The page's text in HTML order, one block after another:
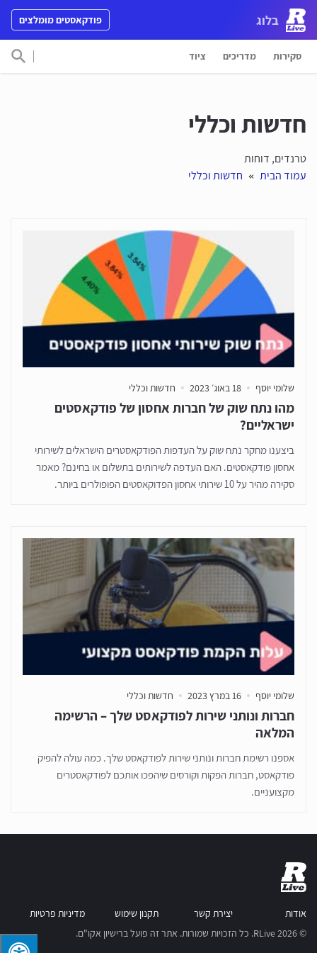
לדלג לתוכן
Main Navigation
בלוג
סקירות מדריכים ציוד
פודקאסטים מומלצים
חדשות וכללי
טרנדים, דוחות
עמוד הבית » חדשות וכללי
שלומי יוסף 18 באוג׳ 2023 חדשות וכללי
מהו נתח שוק של חברות אחסון של פודקאסטים
ישראליים?
ביצענו מחקר נתח שוק על העדפות הפודקאסטרים הישראלים לשירותי
אחסון פודקאסטים. האם העדפה לשירותים בתשלום או בחינם? מאמר
סקירה מהיר על 10 שירותי אחסון הפדוקאסטים הפופולרים ביותר.
שלומי יוסף 16 במרץ 2023 חדשות וכללי
חברות ונותני שירות לפודקאסט שלך – הרשימה
המלאה
אספנו רשימת חברות ונותני שירות לפודקאסט שלך. כמה עולה להפיק
פודקאסט, חברות הפקות וקורסים שיהפכו אותכם לפודקאסטרים
מקצועניים.
אודות יצירת קשר תקנון שימוש
מדיניות פרטיות
© RLive 2026. כל הזכויות שמורות. אתר זה פועל ברישיון אקו"ם.